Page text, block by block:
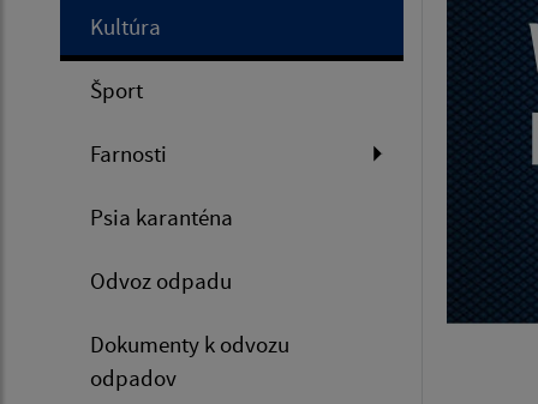
Kultúra
Šport
Farnosti
Psia karanténa
Odvoz odpadu
Dokumenty k odvozu
odpadov